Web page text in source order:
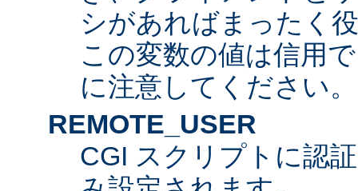
シがあればまったく
この変数の値は信用
に注意してください。
REMOTE_USER
CGI スクリプトに認